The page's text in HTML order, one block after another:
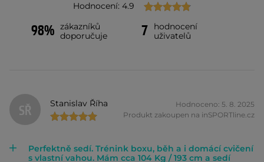
Hodnocení: 4.9
98% zákazníků
doporučuje
7
hodnocení
uživatelů
SŘ Stanislav Říha
Hodnoceno: 5. 8. 2025
Produkt zakoupen na inSPORTline.cz
Perfektně sedí. Trénink boxu, běh a i domácí cvičení
s vlastní vahou. Mám cca 104 Kg / 193 cm a sedí